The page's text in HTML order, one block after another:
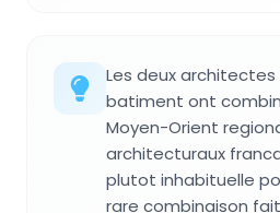
Les deux
batiment ont
Moyen-Orient
architecturaux
plutot inhabituelle
rare combinaison